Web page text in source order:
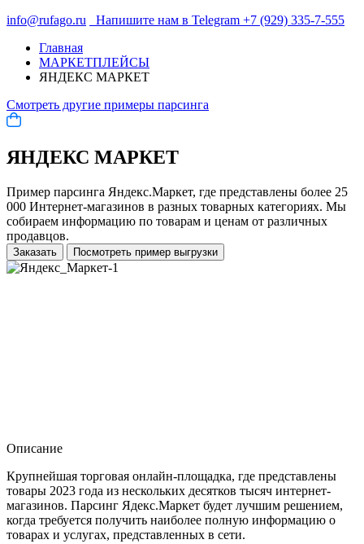
info@rufago.ru
Напишите нам в Telegram +7 (929) 335-7-555
Главная
МАРКЕТПЛЕЙСЫ
ЯНДЕКС МАРКЕТ
Смотреть другие примеры парсинга
ЯНДЕКС МАРКЕТ
Пример парсинга Яндекс.Маркет, где представлены более 25
000 Интернет-магазинов в разных товарных категориях. Мы
собираем информацию по товарам и ценам от различных
продавцов.
Заказать Посмотреть пример выгрузки
Описание
Крупнейшая торговая онлайн-площадка, где представлены
товары 2023 года из нескольких десятков тысяч интернет-
магазинов. Парсинг Ядекс.Маркет будет лучшим решением,
когда требуется получить наиболее полную информацию о
товарах и услугах, представленных в сети.